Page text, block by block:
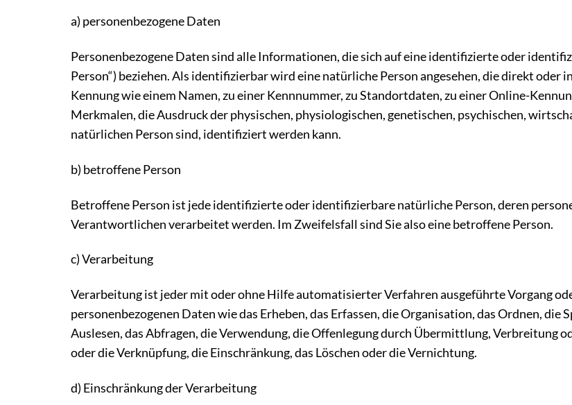
a) personenbezogene Daten
Personenbezogene Daten sind alle Informationen, die sich auf eine identifizierte oder
Person“) beziehen. Als identifizierbar wird eine natürliche Person angesehen, die direkt
Kennung wie einem Namen, zu einer Kennnummer, zu Standortdaten, zu einer Online-
Merkmalen, die Ausdruck der physischen, physiologischen, genetischen, psychischen,
natürlichen Person sind, identifiziert werden kann.
b) betroffene Person
Betroffene Person ist jede identifizierte oder identifizierbare natürliche Person, deren
Verantwortlichen verarbeitet werden. Im Zweifelsfall sind Sie also eine betroffene Person.
c) Verarbeitung
Verarbeitung ist jeder mit oder ohne Hilfe automatisierter Verfahren ausgeführte Vorgang
personenbezogenen Daten wie das Erheben, das Erfassen, die Organisation, das Ordnen, die
Auslesen, das Abfragen, die Verwendung, die Offenlegung durch Übermittlung, Verbreitung
oder die Verknüpfung, die Einschränkung, das Löschen oder die Vernichtung.
d) Einschränkung der Verarbeitung